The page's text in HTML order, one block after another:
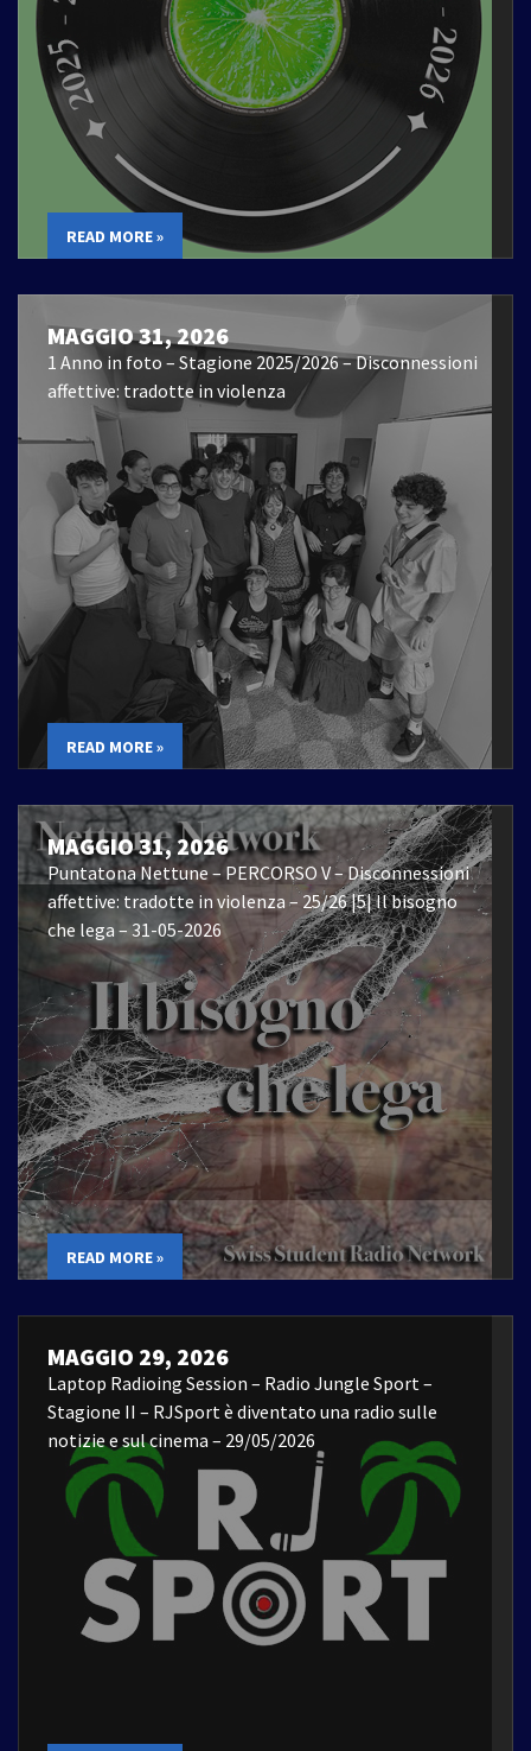
READ MORE »
MAGGIO 31, 2026
1 Anno in foto – Stagione 2025/2026 – Disconnessioni
affettive: tradotte in violenza
READ MORE »
MAGGIO 31, 2026
Puntatona Nettune – PERCORSO V – Disconnessioni
affettive: tradotte in violenza – 25/26 |5| Il bisogno
che lega – 31-05-2026
READ MORE »
MAGGIO 29, 2026
Laptop Radioing Session – Radio Jungle Sport –
Stagione II – RJSport è diventato una radio sulle
notizie e sul cinema – 29/05/2026